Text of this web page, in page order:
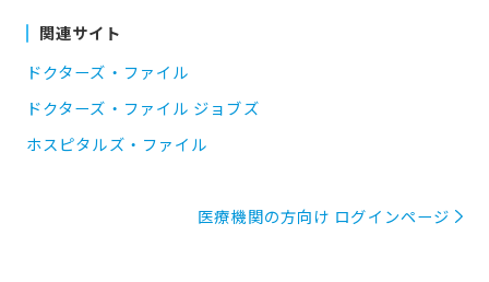
関連サイト
ドクターズ・ファイル
ドクターズ・ファイル ジョブズ
ホスピタルズ・ファイル
医療機関の方向け ログインページ